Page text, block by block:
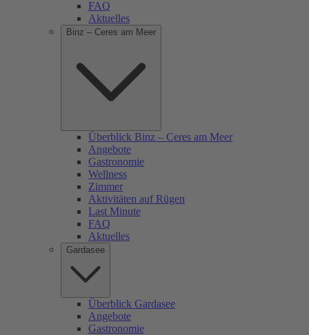
FAQ
Aktuelles
Binz – Ceres am Meer
Überblick Binz – Ceres am Meer
Angebote
Gastronomie
Wellness
Zimmer
Aktivitäten auf Rügen
Last Minute
FAQ
Aktuelles
Gardasee
Überblick Gardasee
Angebote
Gastronomie